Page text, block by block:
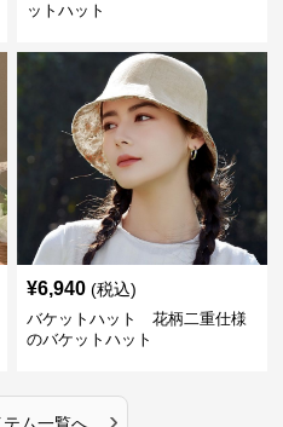
ットハット
¥6,940 (税込)
バケットハット 花柄二重仕様
のバケットハット
›